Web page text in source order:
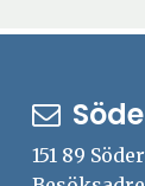
151 89